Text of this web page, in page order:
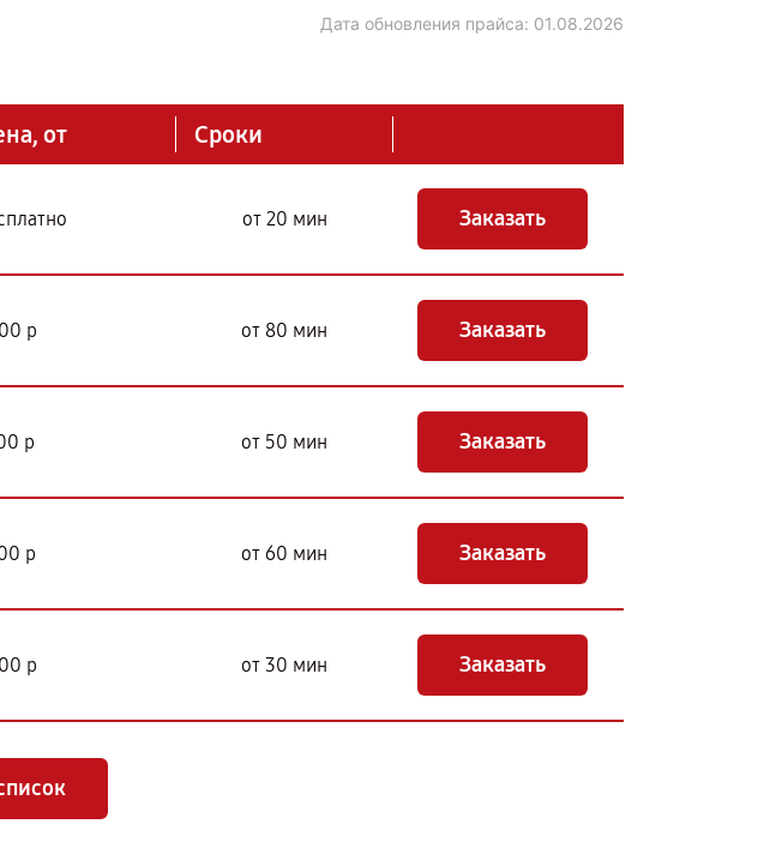
Дата обновления прайса: 01.08.2026
от Сроки
от 20 мин Заказать
р от 80 мин Заказать
р от 50 мин Заказать
р от 60 мин Заказать
р от 30 мин Заказать